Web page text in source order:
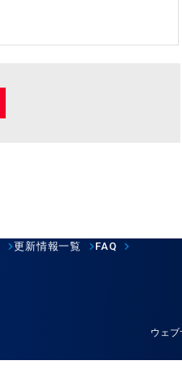
更新情報一覧
FAQ
ウェ